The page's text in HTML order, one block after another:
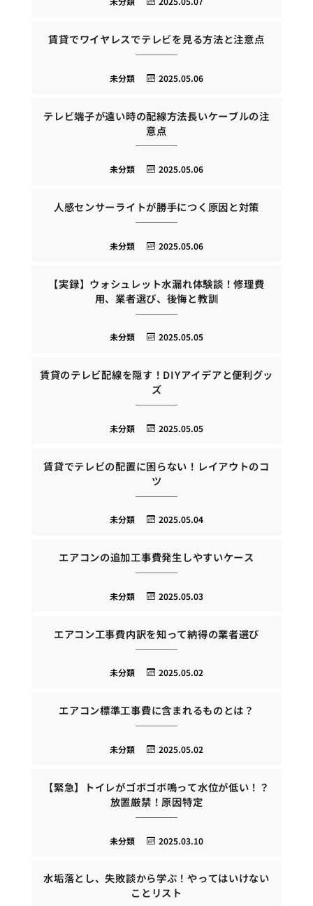
賃貸でワイヤレスでテレビを見る方法と注意点
2025.05.06
未分類
テレビ端子が遠い時の配線方法長いケーブルの注
意点
2025.05.06
未分類
人感センサーライトが勝手につく原因と対策
2025.05.06
未分類
【実録】ウォシュレット水漏れ体験談！修理費
用、業者選び、後悔と教訓
2025.05.05
未分類
賃貸のテレビ配線を隠す！DIYアイデアと便利グッ
ズ
2025.05.05
未分類
賃貸でテレビの配置に困らない！レイアウトのコ
ツ
2025.05.04
未分類
エアコンの追加工事費発生しやすいケース
2025.05.03
未分類
エアコン工事費内訳を知って納得の業者選び
2025.05.02
未分類
エアコン標準工事費に含まれるものとは？
2025.05.02
未分類
【緊急】トイレがゴボゴボ鳴って水位が低い！？
放置厳禁！原因特定
2025.03.10
未分類
水垢落とし、失敗談から学ぶ！やってはいけない
ことリスト